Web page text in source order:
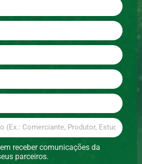
receber comunicações da
parceiros.